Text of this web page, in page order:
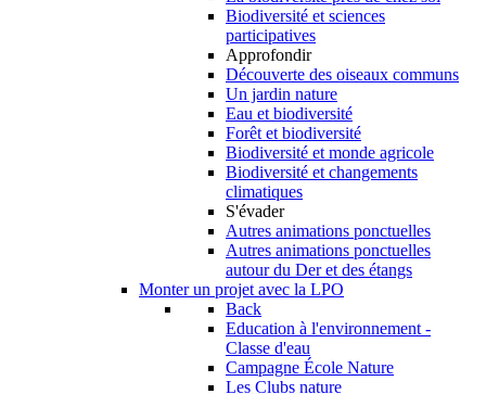
Biodiversité et sciences
participatives
Approfondir
Découverte des oiseaux communs
Un jardin nature
Eau et biodiversité
Forêt et biodiversité
Biodiversité et monde agricole
Biodiversité et changements
climatiques
S'évader
Autres animations ponctuelles
Autres animations ponctuelles
autour du Der et des étangs
Monter un projet avec la LPO
Back
Education à l'environnement -
Classe d'eau
Campagne École Nature
Les Clubs nature